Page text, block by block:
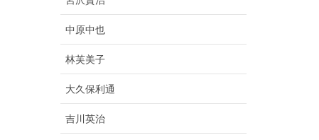
中原中也
林芙美子
大久保利通
吉川英治